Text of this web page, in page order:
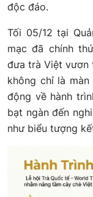
độc đáo.
Tối 05/12 tại
mạc đã chính
đưa trà Việt vươn
không chỉ là
động về hành
bạt ngàn đến
như biểu tượng